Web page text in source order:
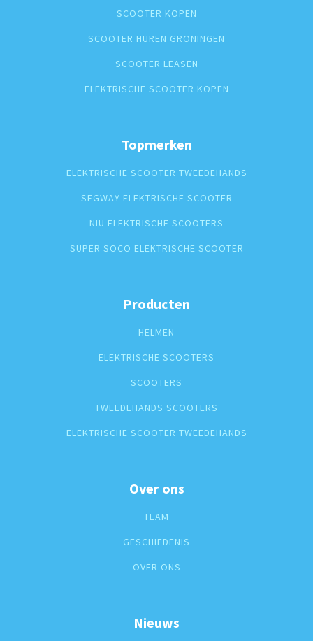
SCOOTER KOPEN
SCOOTER HUREN GRONINGEN
SCOOTER LEASEN
ELEKTRISCHE SCOOTER KOPEN
Topmerken
ELEKTRISCHE SCOOTER TWEEDEHANDS
SEGWAY ELEKTRISCHE SCOOTER
NIU ELEKTRISCHE SCOOTERS
SUPER SOCO ELEKTRISCHE SCOOTER
Producten
HELMEN
ELEKTRISCHE SCOOTERS
SCOOTERS
TWEEDEHANDS SCOOTERS
ELEKTRISCHE SCOOTER TWEEDEHANDS
Over ons
TEAM
GESCHIEDENIS
OVER ONS
Nieuws